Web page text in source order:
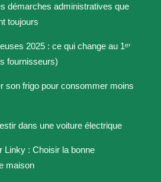
démarches administratives que
toujours
2025 : ce qui change au 1ᵉʳ
fournisseurs)
son frigo pour consommer moins
dans une voiture électrique
Linky : Choisir la bonne
maison